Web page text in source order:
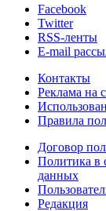
Facebook
Twitter
RSS-ленты
E-mail
Контакты
Реклама на
Правила
Договор
Политика в
данных
Редакция